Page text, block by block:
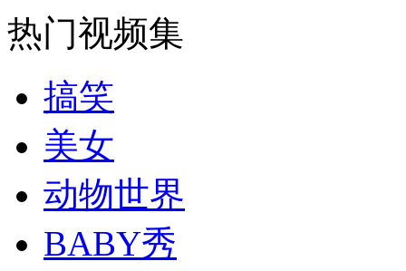
司机酒驾遇交警 急速倒车逃窜
热门视频集
搞笑
美女
动物世界
BABY秀